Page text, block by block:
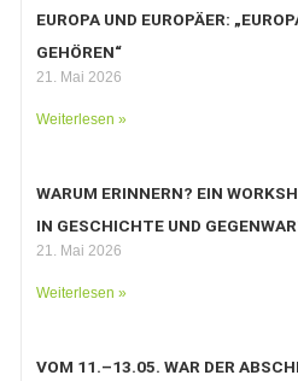
EUROPA UND EUROPÄER:
GEHÖREN“
21. Mai 2026
Weiterlesen »
WARUM ERINNERN? EIN
IN GESCHICHTE UND
21. Mai 2026
Weiterlesen »
VOM 11.–13.05. WAR DER